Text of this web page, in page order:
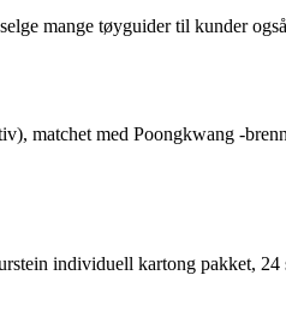
mange tøyguider til kunder
matchet med Poongkwang -
individuell kartong pakket, 24